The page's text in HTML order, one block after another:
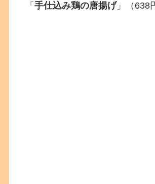
「手仕込み鶏の唐揚げ」（638